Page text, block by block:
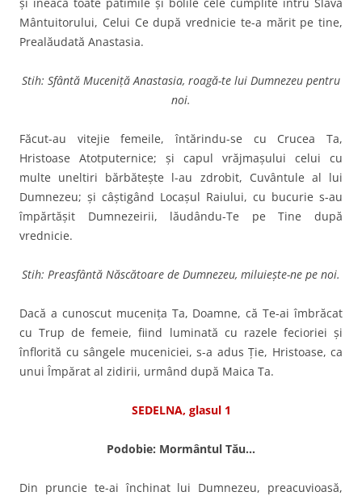
Mântuitorului, Celui Ce după vred­nicie te-a mărit pe tine,
Prealăudată Anastasia.
Stih: Sfântă Muceniță Anastasia, roagă-te lui Dumnezeu pentru
noi.
Făcut-au vitejie femeile, întărindu-se cu Crucea Ta,
Hristoase Atotputernice; şi capul vrăjma­şului celui cu
multe uneltiri bărbăteşte l-au zdrobit, Cuvântule al lui
Dumnezeu; şi câştigând Locaşul Raiului, cu bucurie s-au
împărtăşit Dumnezeirii, lăudându-Te pe Tine după
vrednicie.
Stih: Preasfântă Născătoare de Dumnezeu, miluieşte-ne pe noi.
Dacă a cunoscut muceniţa Ta, Doamne, că Te-ai îmbrăcat
cu Trup de femeie, fiind lumi­nată cu razele fecioriei şi
înflo­rită cu sângele muceniciei, s-a adus Ţie, Hristoase, ca
unui Împărat al zidirii, urmând după Maica Ta.
SEDELNA, glasul 1
Podobie: Mormântul Tău…
Din pruncie te-ai închinat lui Dumnezeu, preacuvioasă,